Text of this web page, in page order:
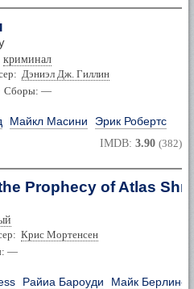
криминал
Дэниэл Дж. Гиллин
Сборы: —
Майкл Масини Эрик Робертс
IMDB: 3.90 (382)
Prophecy of Atlas
Крис Мортенсен
—
Райиа Бароуди Майк Берлинер